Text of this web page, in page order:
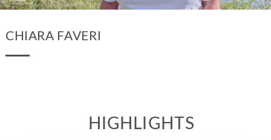
CHIARA FAVERI
HIGHLIGHTS